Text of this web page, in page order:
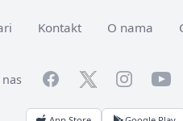
Kontakt O nama
FacebookTwitterInstagram